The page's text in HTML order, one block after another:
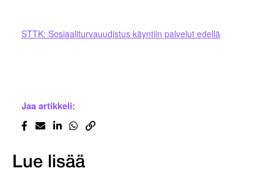
STTK: Sosiaaliturvauudistus käyntiin palvelut edellä
Jaa artikkeli:
Lue lisää